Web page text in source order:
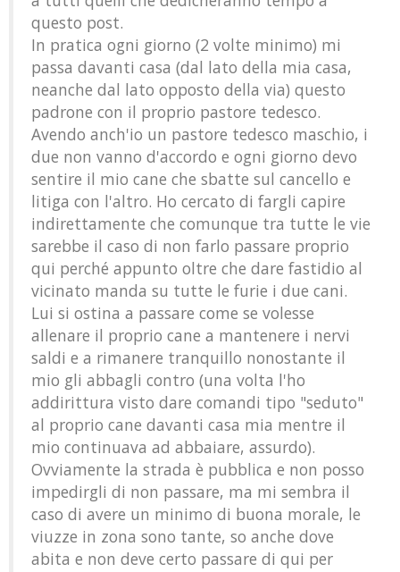
questo post.
In pratica ogni giorno (2 volte minimo) mi
passa davanti casa (dal lato della mia casa,
neanche dal lato opposto della via) questo
padrone con il proprio pastore tedesco.
Avendo anch'io un pastore tedesco maschio, i
due non vanno d'accordo e ogni giorno devo
sentire il mio cane che sbatte sul cancello e
litiga con l'altro. Ho cercato di fargli capire
indirettamente che comunque tra tutte le vie
sarebbe il caso di non farlo passare proprio
qui perché appunto oltre che dare fastidio al
vicinato manda su tutte le furie i due cani.
Lui si ostina a passare come se volesse
allenare il proprio cane a mantenere i nervi
saldi e a rimanere tranquillo nonostante il
mio gli abbagli contro (una volta l'ho
addirittura visto dare comandi tipo "seduto"
al proprio cane davanti casa mia mentre il
mio continuava ad abbaiare, assurdo).
Ovviamente la strada è pubblica e non posso
impedirgli di non passare, ma mi sembra il
caso di avere un minimo di buona morale, le
viuzze in zona sono tante, so anche dove
abita e non deve certo passare di qui per